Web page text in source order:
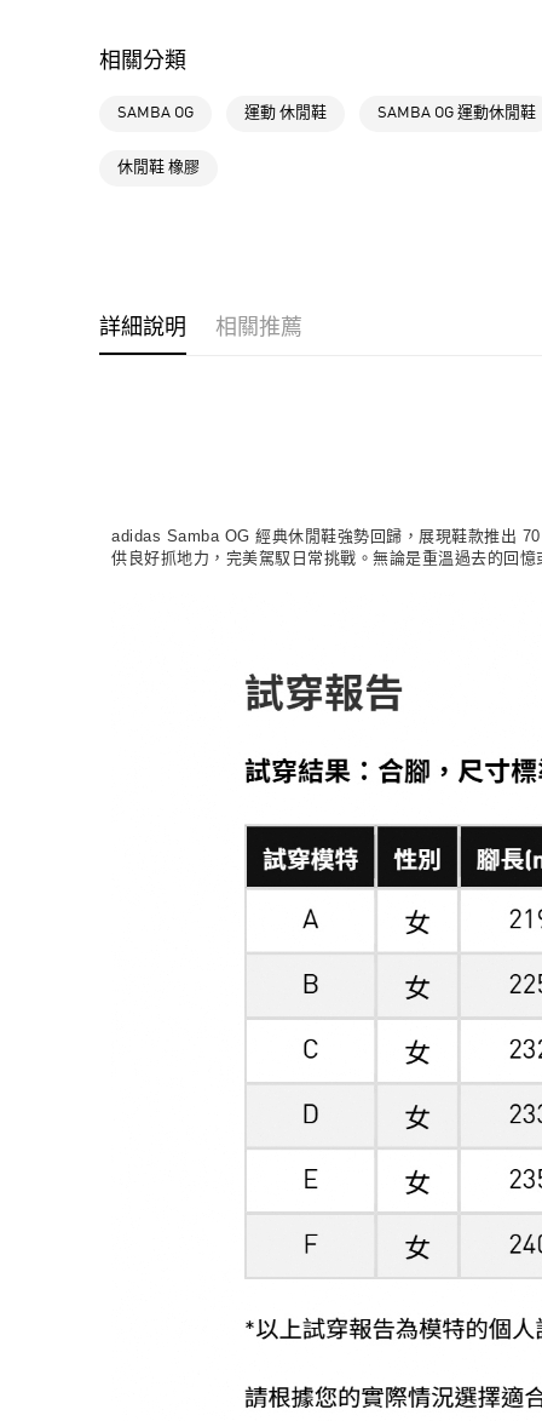
相關分類
SAMBA OG 運動 休閒鞋 SAMBA OG 運動休閒鞋
休閒鞋 橡膠
詳細說明 相關推薦
adidas Samba OG 經典休閒鞋強勢回歸，展現鞋款推出
供良好抓地力，完美駕馭日常挑戰。無論是重溫過去的回